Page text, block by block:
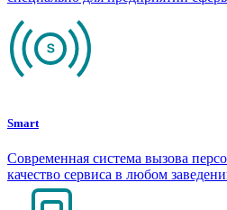
Smart
Современная система вызова
качество сервиса в любом